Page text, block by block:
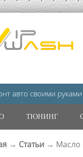
авто своими руками
ТЮНИНГ
→ Статьи → Масло